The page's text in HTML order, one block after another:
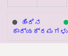
ಹಿಂದಿನ
ಕಾರ್ಯಕ್ರಮಗಳು